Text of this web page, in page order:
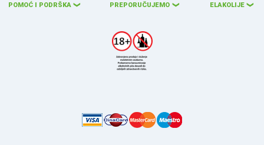
POMOĆ I PODRŠKA ❮ PREPORUČUJEMO ❮ ELAKOLIJE ❮